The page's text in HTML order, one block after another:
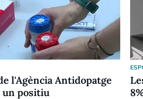
l'Agència Antidopatge
un positiu